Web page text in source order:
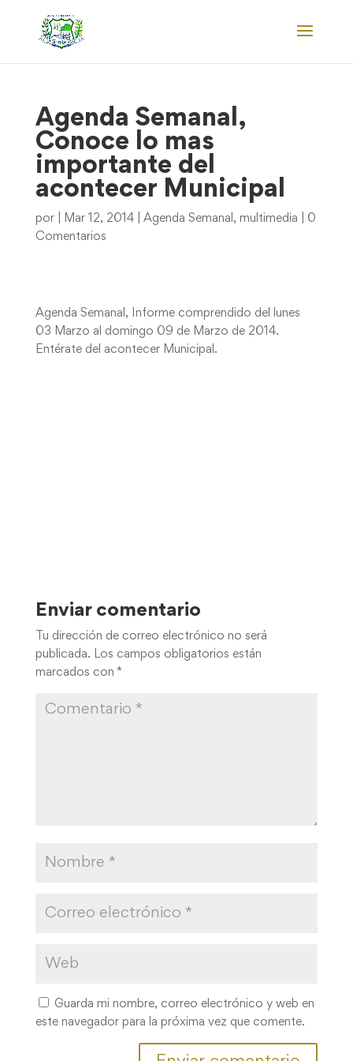
Agenda Semanal,
Conoce lo mas
importante del
acontecer Municipal
por Mar 12, 2014| Agenda Semanal , multimedia
0
Comentarios
Agenda Semanal, Informe comprendido del lunes
03 Marzo al domingo 09 de Marzo de 2014.
Entérate del acontecer Municipal.
Enviar comentario
Tu dirección de correo electrónico no será
publicada.
Los campos obligatorios están
marcados con *
Guarda mi nombre, correo electrónico y web en
este navegador para la próxima vez que comente.